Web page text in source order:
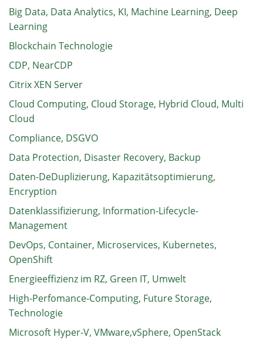
Big Data, Data Analytics, KI, Machine Learning, Deep
Learning
Blockchain Technologie
CDP, NearCDP
Citrix XEN Server
Cloud Computing, Cloud Storage, Hybrid Cloud, Multi
Cloud
Compliance, DSGVO
Data Protection, Disaster Recovery, Backup
Daten-DeDuplizierung, Kapazitätsoptimierung,
Encryption
Datenklassifizierung, Information-Lifecycle-
Management
DevOps, Container, Microservices, Kubernetes,
OpenShift
Energieeffizienz im RZ, Green IT, Umwelt
High-Perfomance-Computing, Future Storage,
Technologie
Microsoft Hyper-V, VMware,vSphere, OpenStack